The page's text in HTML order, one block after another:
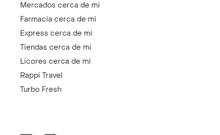
Mercados cerca de mi
Farmacia cerca de mi
Express cerca de mi
Tiendas cerca de mi
Licores cerca de mi
Rappi Travel
Turbo Fresh